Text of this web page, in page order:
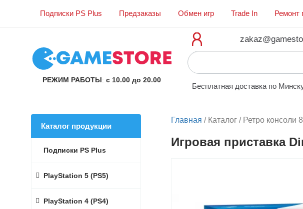
Подписки PS Plus Предзаказы Обмен игр Trade In Ремонт
РЕЖИМ РАБОТЫ: с 10.00 до 20.00
Бесплатная доставка по
Главная / Каталог / Ретро консоли
Игровая приставка
Каталог продукции
Подписки PS Plus
PlayStation 5 (PS5)
PlayStation 4 (PS4)